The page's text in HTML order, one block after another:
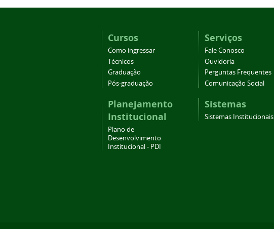
Cursos
Como ingressar
Técnicos
Graduação
Pós-graduação
Planejamento
Institucional
Plano de
Desenvolvimento
Institucional - PDI
Serviços
Fale Conosco
Ouvidoria
Perguntas Frequentes
Comunicação Social
Sistemas
Sistemas Institucionais